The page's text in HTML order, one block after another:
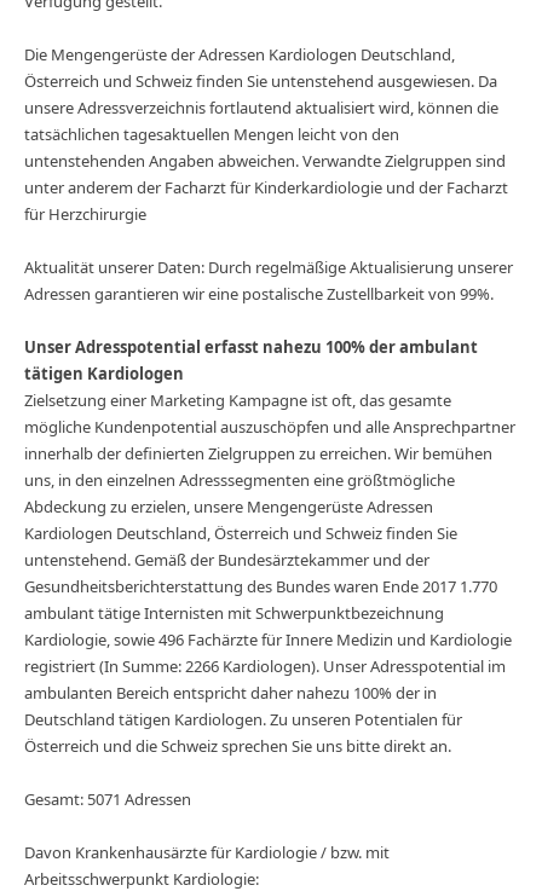
Die Mengengerüste der Adressen Kardiologen Deutschland,
Österreich und Schweiz finden Sie untenstehend ausgewiesen. Da
unsere Adressverzeichnis fortlautend aktualisiert wird, können die
tatsächlichen tagesaktuellen Mengen leicht von den
untenstehenden Angaben abweichen. Verwandte Zielgruppen sind
unter anderem der Facharzt für Kinderkardiologie und der Facharzt
für Herzchirurgie
Aktualität unserer Daten: Durch regelmäßige Aktualisierung unserer
Adressen garantieren wir eine postalische Zustellbarkeit von 99%.
Unser Adresspotential erfasst nahezu 100% der ambulant
tätigen Kardiologen
Zielsetzung einer Marketing Kampagne ist oft, das gesamte
mögliche Kundenpotential auszuschöpfen und alle Ansprechpartner
innerhalb der definierten Zielgruppen zu erreichen. Wir bemühen
uns, in den einzelnen Adresssegmenten eine größtmögliche
Abdeckung zu erzielen, unsere Mengengerüste Adressen
Kardiologen Deutschland, Österreich und Schweiz finden Sie
untenstehend. Gemäß der Bundesärztekammer und der
Gesundheitsberichterstattung des Bundes waren Ende 2017 1.770
ambulant tätige Internisten mit Schwerpunktbezeichnung
Kardiologie, sowie 496 Fachärzte für Innere Medizin und Kardiologie
registriert (In Summe: 2266 Kardiologen). Unser Adresspotential im
ambulanten Bereich entspricht daher nahezu 100% der in
Deutschland tätigen Kardiologen. Zu unseren Potentialen für
Österreich und die Schweiz sprechen Sie uns bitte direkt an.
Gesamt: 5071 Adressen
Davon Krankenhausärzte für Kardiologie / bzw. mit
Arbeitsschwerpunkt Kardiologie: